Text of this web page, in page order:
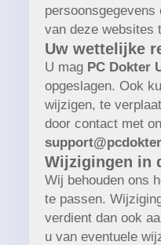
van deze websites
Uw wettelijke
U mag PC Dokter
opgeslagen. Ook
wijzigen, te
door contact met
Wijzigingen in
Wij behouden ons
te passen.
verdient dan ook
u van eventuele